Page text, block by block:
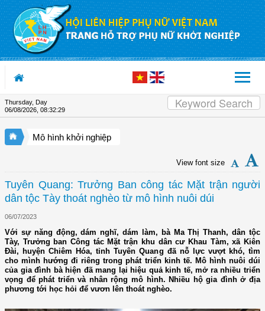
Skip to Content
Thursday, Day
06/08/2026 08:32:30
Mô hình khởi nghiệp
View font size
Tuyên Quang: Trưởng Ban công tác Mặt trận người
dân tộc Tày thoát nghèo từ mô hình nuôi dúi
06/07/2023
Với sự năng động, dám nghĩ, dám làm, bà Ma Thị Thanh, dân tộc
Tày, Trưởng ban Công tác Mặt trận khu dân cư Khau Tàm, xã Kiên
Đài, huyện Chiêm Hóa, tỉnh Tuyên Quang đã nỗ lực vượt khó, tìm
cho mình hướng đi riêng trong phát triển kinh tế. Mô hình nuôi dúi
của gia đình bà hiện đã mang lại hiệu quả kinh tế, mở ra nhiều triển
vọng để phát triển và nhân rộng mô hình. Nhiều hộ gia đình ở địa
phương tới học hỏi để vươn lên thoát nghèo.